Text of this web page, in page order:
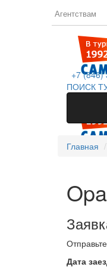
Агентствам
+7 (846)
ПОИСК
Главная
Дата